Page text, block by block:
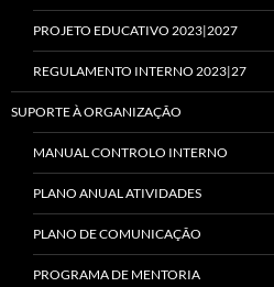
PROJETO EDUCATIVO 2023|2027
REGULAMENTO INTERNO 2023|27
SUPORTE À ORGANIZAÇÃO
MANUAL CONTROLO INTERNO
PLANO ANUAL ATIVIDADES
PLANO DE COMUNICAÇÃO
PROGRAMA DE MENTORIA